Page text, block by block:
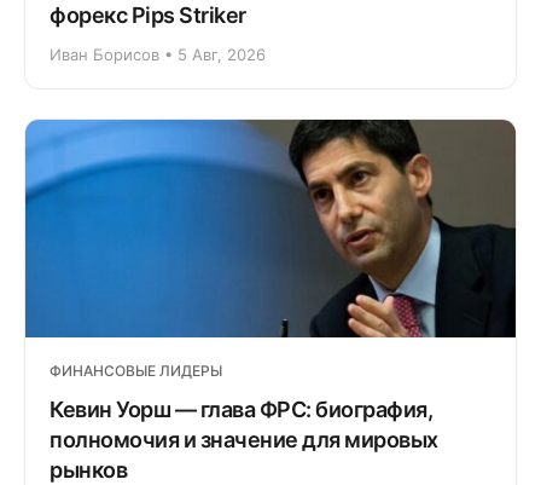
форекс Pips Striker
Иван Борисов • 5 Авг, 2026
ФИНАНСОВЫЕ ЛИДЕРЫ
Кевин Уорш — глава ФРС: биография,
полномочия и значение для мировых
рынков